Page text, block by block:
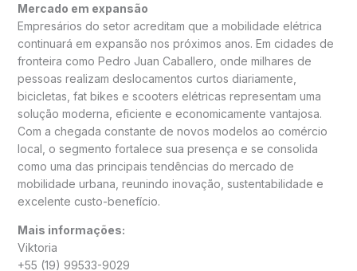
Mercado em expansão
Empresários do setor acreditam que a mobilidade elétrica
continuará em expansão nos próximos anos. Em cidades de
fronteira como Pedro Juan Caballero, onde milhares de
pessoas realizam deslocamentos curtos diariamente,
bicicletas, fat bikes e scooters elétricas representam uma
solução moderna, eficiente e economicamente vantajosa.
Com a chegada constante de novos modelos ao comércio
local, o segmento fortalece sua presença e se consolida
como uma das principais tendências do mercado de
mobilidade urbana, reunindo inovação, sustentabilidade e
excelente custo-benefício.
Mais informações:
Viktoria
+55 (19) 99533-9029